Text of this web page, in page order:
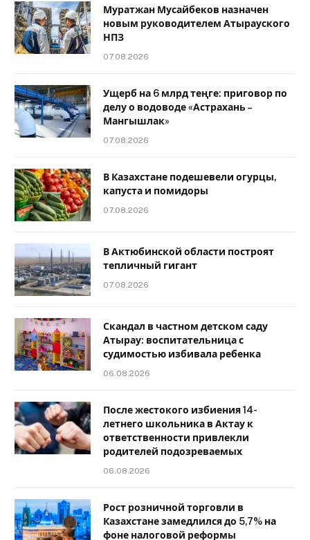
Муратжан Мусайбеков назначен
новым руководителем Атырауского
НПЗ
07.08.2026
Ущерб на 6 млрд теңге: приговор по
делу о водоводе «Астрахань –
Мангышлак»
07.08.2026
В Казахстане подешевели огурцы,
капуста и помидоры
07.08.2026
В Актюбинской области построят
тепличный гигант
07.08.2026
Скандал в частном детском саду
Атырау: воспитательница с
судимостью избивала ребенка
06.08.2026
После жестокого избиения 14-
летнего школьника в Актау к
ответственности привлекли
родителей подозреваемых
06.08.2026
Рост розничной торговли в
Казахстане замедлился до 5,7% на
фоне налоговой реформы